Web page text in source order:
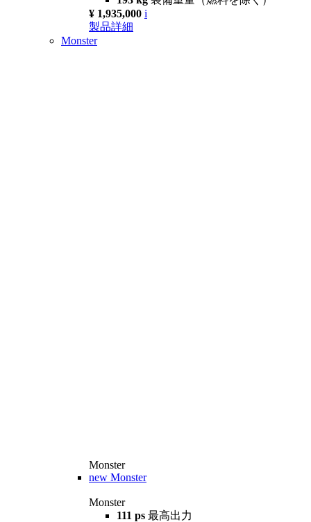
¥ 1,935,000 i
製品詳細
Monster
Monster
new Monster
Monster
111 ps 最高出力